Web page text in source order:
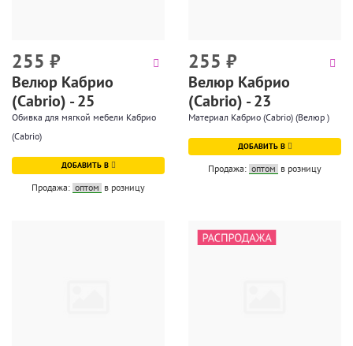
255 ₽
Велюр Кабрио
(Cabrio) - 25
Обивка для мягкой мебели Кабрио
(Cabrio)
ДОБАВИТЬ В
Продажа: оптом в розницу
255 ₽
Велюр Кабрио
(Cabrio) - 23
Материал Кабрио (Cabrio) (Велюр )
ДОБАВИТЬ В
Продажа: оптом в розницу